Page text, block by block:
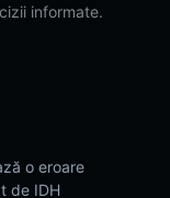
informate.
o eroare
de IDH